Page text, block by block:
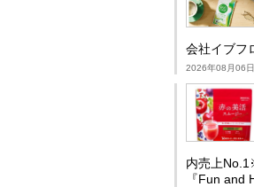
会社イブフ
2026年08月06
内売上
『Fun and